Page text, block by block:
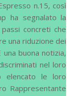
n.15, così
ha segnalato la
concreti che
una riduzione dei
una buona notizia,
nel loro
elencato le loro
Rappresentante